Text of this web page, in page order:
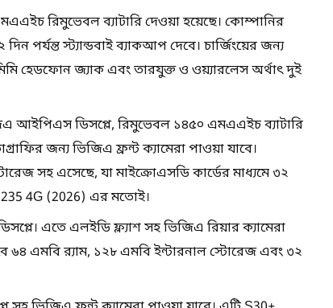
রিমুভেবল ব্যাটারি দেওয়া হয়েছে। কোম্পানির
পর্যন্ত স্ট্যান্ডবাই ব্যাকআপ দেবে। চার্জিংয়ের জন্য
হেডফোন জ্যাক এবং তারযুক্ত ও ওয়্যারলেস অর্থাৎ দুই
আইপিএস ডিসপ্লে, রিমুভেবল ১৪৫০ এমএএইচ ব্যাটারি
জন্য ভিজিএ ফ্রন্ট ক্যামেরা পাওয়া যাবে।
সহ এসেছে, যা মাইক্রোএসডি কার্ডের মাধ্যমে ৩২
235 4G (2026) এর মতোই।
এতে এলইডি ফ্ল্যাশ সহ ভিজিএ রিয়ার ক্যামেরা
৬৪ এমবি র‌্যাম, ১২৮ এমবি ইন্টারনাল স্টোরেজ এবং ৩২